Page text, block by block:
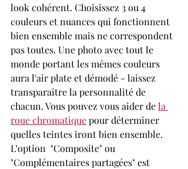
look cohérent. Choisissez 3 ou 4
couleurs et nuances qui fonctionnent
bien ensemble mais ne correspondent
pas toutes. Une photo avec tout le
monde portant les mêmes couleurs
aura l'air plate et démodé - laissez
transparaître la personnalité de
chacun. Vous pouvez vous aider de la
roue chromatique pour déterminer
quelles teintes iront bien ensemble.
L’option  "Composite" ou
"Complémentaires partagées" est